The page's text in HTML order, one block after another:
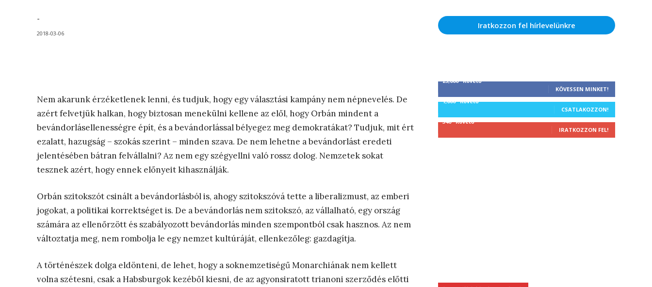
-
2018-03-06
Nem akarunk érzéketlenek lenni, és tudjuk, hogy egy választási kampány nem népnevelés. De
azért felvetjük halkan, hogy biztosan menekülni kellene az elől, hogy Orbán mindent a
bevándorlásellenességre épít, és a bevándorlással bélyegez meg demokratákat? Tudjuk, mit ért
ezalatt, hazugság – szokás szerint – minden szava. De nem lehetne a bevándorlást eredeti
jelentésében bátran felvállalni? Az nem egy szégyellni való rossz dolog. Nemzetek sokat
tesznek azért, hogy ennek előnyeit kihasználják.
Orbán szitokszót csinált a bevándorlásból is, ahogy szitokszóvá tette a liberalizmust, az emberi
jogokat, a politikai korrektséget is. De a bevándorlás nem szitokszó, az vállalható, egy ország
számára az ellenőrzött és szabályozott bevándorlás minden szempontból csak hasznos. Az nem
változtatja meg, nem rombolja le egy nemzet kultúráját, ellenkezőleg: gazdagítja.
A történészek dolga eldönteni, de lehet, hogy a soknemzetiségű Monarchiának nem kellett
volna szétesni, csak a Habsburgok kezéből kiesni, de az agyonsiratott trianoni szerződés előtti
Iratkozzon fel hírlevelünkre
25,000 Követő
KÖVESSEN MINKET!
1,000 Követő
CSATLAKOZZON!
340 Követő
IRATKOZZON FEL!